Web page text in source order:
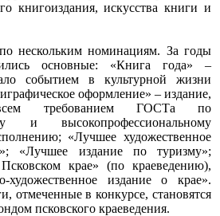
книгоиздания, искусства книги и
нескольким номинациям. За годы
основные: «Книга года» –
событием в культурной жизни
оформление» – издание,
всем требованием ГОСТа по
и высокопрофессиональному
«Лучшее художественное
«Лучшее издание по туризму»;
крае» (по краеведению),
художественное издание о крае».
отмеченные в конкурсе, становятся
псковского краеведения.